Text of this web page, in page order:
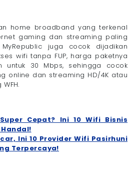
home broadband yang terkenal
gaming dan streaming paling
juga cocok dijadikan
wifi tanpa FUP, harga paketnya
untuk 30 Mbps, sehingga cocok
online dan streaming HD/4K atau
Cepat? Ini 10 Wifi Bisnis
Ini 10 Provider Wifi Pasirhuni
Terpercaya!